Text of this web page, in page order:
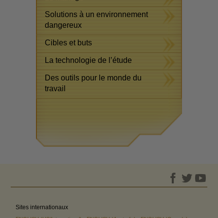
Solutions à un environnement
dangereux
Cibles et buts
La technologie de l’étude
Des outils pour le monde du
travail
Sites internationaux